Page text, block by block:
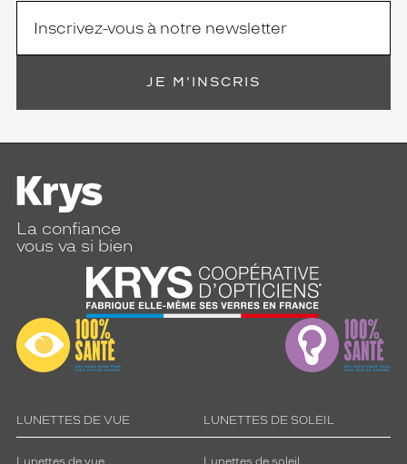
JE M'INSCRIS
La confiance
vous va si bien
LUNETTES DE VUE
Lunettes de vue
LUNETTES DE SOLEIL
Lunettes de soleil